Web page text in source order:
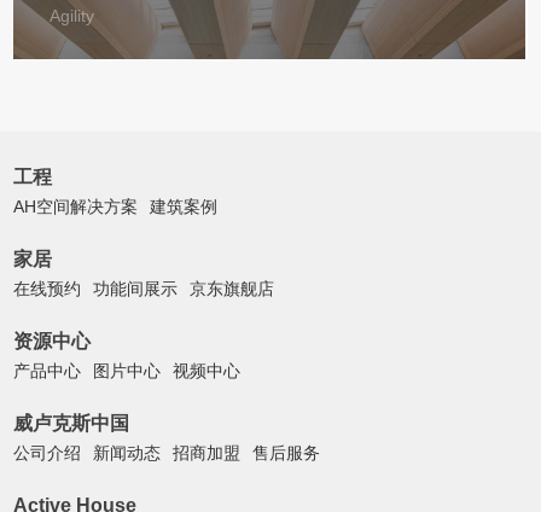
Agility
工程
AH空间解决方案 建筑案例
家居
在线预约 功能间展示 京东旗舰店
资源中心
产品中心 图片中心 视频中心
威卢克斯中国
公司介绍 新闻动态 招商加盟 售后服务
Active House